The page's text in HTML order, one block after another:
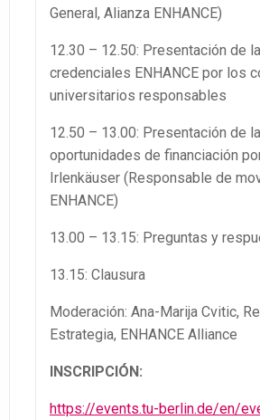
General, Alianza ENHANCE)
12.30 – 12.50: Presentación de
credenciales ENHANCE por los
universitarios responsables
12.50 – 13.00: Presentación de
oportunidades de financiación
Irlenkäuser (Responsable de
ENHANCE)
13.00 – 13.15: Preguntas y
13.15: Clausura
Moderación: Ana-Marija Cvitic,
Estrategia, ENHANCE Alliance
INSCRIPCIÓN:
https://events.tu-berlin.de/en/